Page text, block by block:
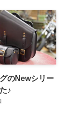
のNewシリー
♪